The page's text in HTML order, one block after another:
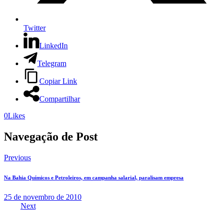
Twitter
LinkedIn
Telegram
Copiar Link
Compartilhar
0Likes
Navegação de Post
Previous
Na Bahia Químicos e Petroleiros, em campanha salarial, paralisam empresa
25 de novembro de 2010
Next